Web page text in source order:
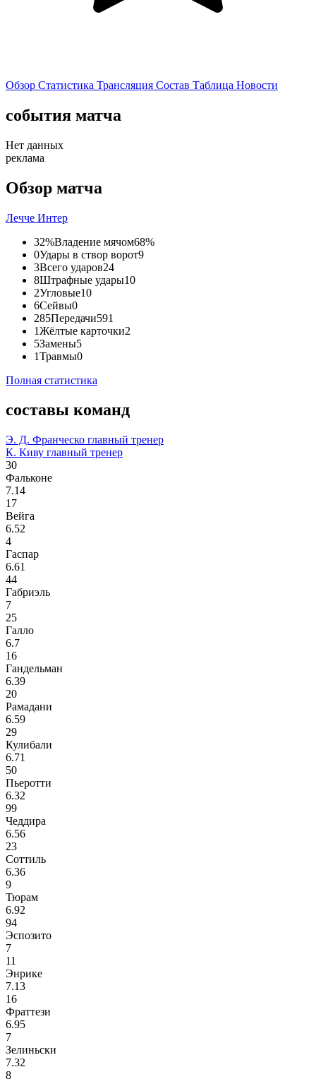
Обзор Статистика Трансляция Состав Таблица Новости
события матча
Нет данных
реклама
Обзор матча
Лечче Интер
32%Владение мячом68%
0Удары в створ ворот9
3Всего ударов24
8Штрафные удары10
2Угловые10
6Сейвы0
285Передачи591
1Жёлтые карточки2
5Замены5
1Травмы0
Полная статистика
составы команд
Э. Д. Франческо главный тренер
К. Киву главный тренер
30
Фальконе
7.14
17
Вейга
6.52
4
Гаспар
6.61
44
Габриэль
7
25
Галло
6.7
16
Гандельман
6.39
20
Рамадани
6.59
29
Кулибали
6.71
50
Пьеротти
6.32
99
Чеддира
6.56
23
Соттиль
6.36
9
Тюрам
6.92
94
Эспозито
7
11
Энрике
7.13
16
Фраттези
6.95
7
Зелиньски
7.32
8